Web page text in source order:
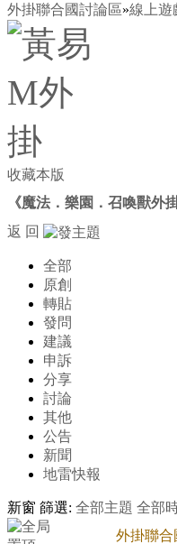
外掛聯合國討論區»線上遊
收藏本版
《魔法．樂園．召喚獸外掛
返 回
全部
原創
轉貼
發問
建議
申訴
分享
討論
其他
公告
新聞
地雷快報
新窗 篩選: 全部主題 全部
外掛聯